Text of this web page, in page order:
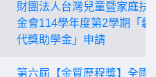
財團法人台灣兒童暨家庭扶
金會114學年度第2學期「韌
代獎助學金」申請
第六屆【金質歷程獎】全國